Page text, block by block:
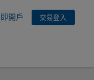
開戶 交易登入